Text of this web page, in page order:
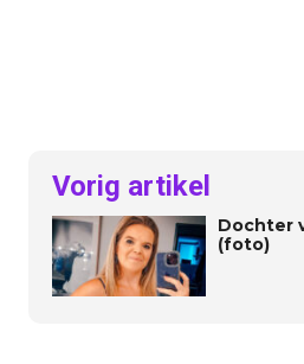
Vorig artikel
Dochter
(foto)